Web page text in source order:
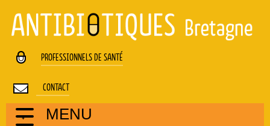
PROFESSIONNELS DE SANTÉ
CONTACT
MENU